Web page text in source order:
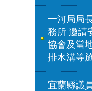
一河局局
務所 邀請
協會及當
排水溝等
宜蘭縣議